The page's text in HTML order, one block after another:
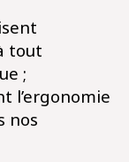
tout
;​
l’ergonomie
nos